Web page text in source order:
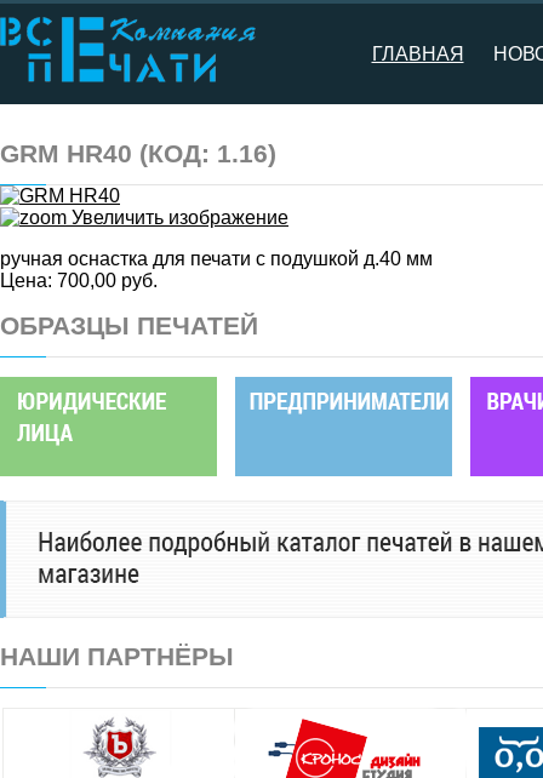
ГЛАВНАЯ
GRM HR40 (КОД: 1.16)
Увеличить изображение
ручная оснастка для печати с подушкой д.40 мм
Цена: 700,00 руб.
ОБРАЗЦЫ ПЕЧАТЕЙ
НАШИ ПАРТНЁРЫ